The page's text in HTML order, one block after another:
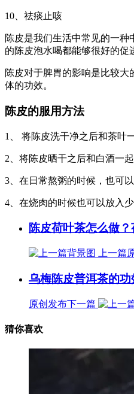
10、祛痰止咳
陈皮是我们生活中常见的一
的陈皮泡水喝都能够很好的促
陈皮对于脾胃的影响是比较
体的功效。
陈皮的服用方法
1、 将陈皮洗干净之后和茶叶
2、将陈皮晒干之后和白酒一
3、在日常熬粥的时候，也可
4、在烧肉的时候也可以放入
陈皮荷叶茶怎么做
上一篇
乌梅陈皮普洱茶的
原创发布下一篇
猜你喜欢